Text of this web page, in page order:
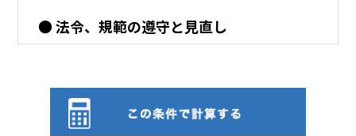
● 法令、規範の遵守と見直し
見直し、その改善に努めます。
● 個人情報の管理